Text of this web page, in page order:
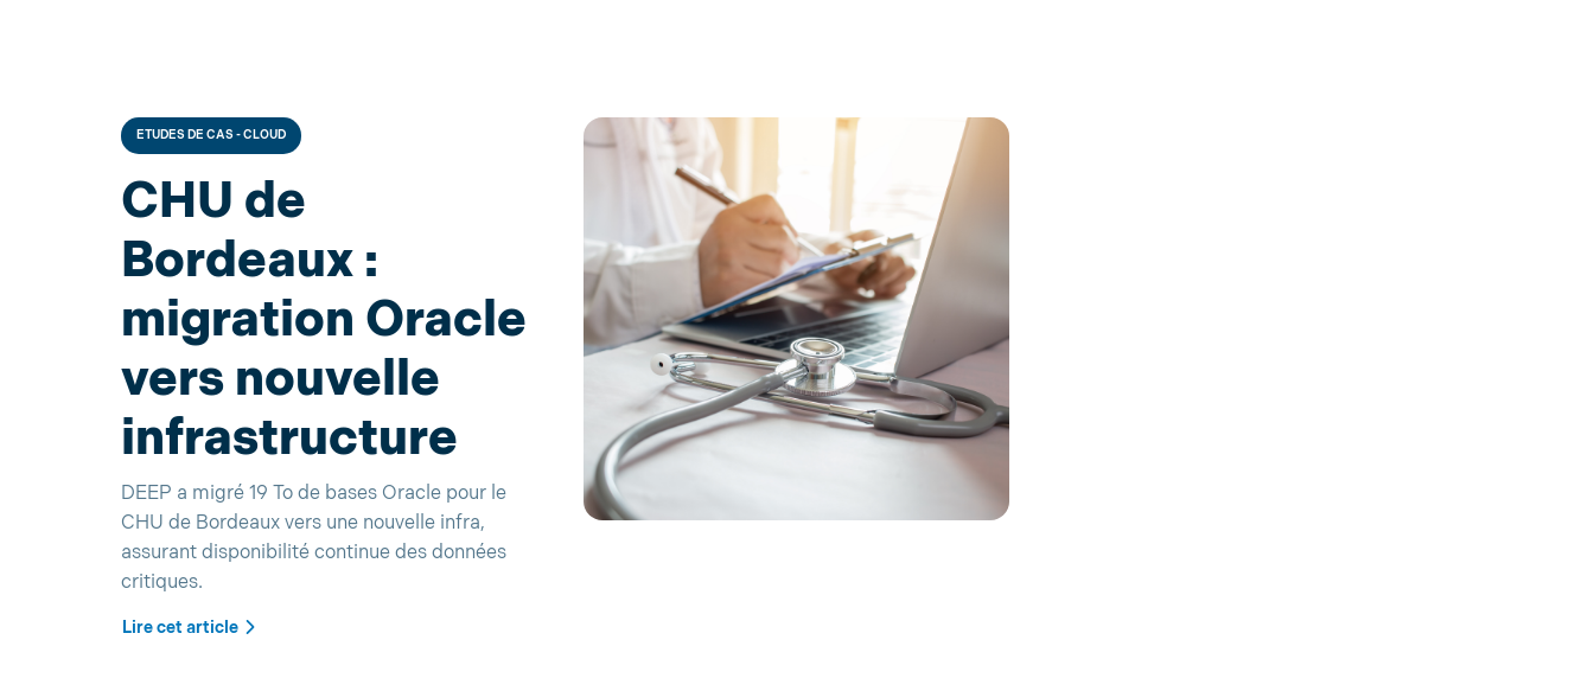
ETUDES DE CAS - CLOUD
CHU de
Bordeaux :
migration Oracle
vers nouvelle
infrastructure
DEEP a migré 19 To de bases Oracle pour le
CHU de Bordeaux vers une nouvelle infra,
assurant disponibilité continue des données
critiques.
Lire cet article